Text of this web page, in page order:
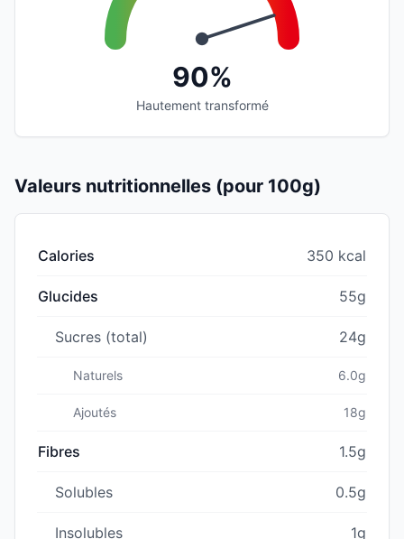
90%
Hautement transformé
Valeurs nutritionnelles (pour 100g)
Calories 350 kcal
Glucides 55g
Sucres (total) 24g
Naturels 6.0g
Ajoutés 18g
Fibres 1.5g
Solubles 0.5g
Insolubles 1g